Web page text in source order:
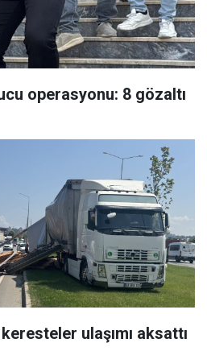
operasyonu: 8 gözaltı
ulaşımı aksattı